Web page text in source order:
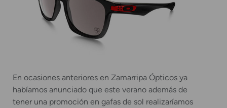
En ocasiones anteriores en Zamarripa Ópticos ya
habíamos anunciado que este verano además de
tener una promoción en gafas de sol realizaríamos